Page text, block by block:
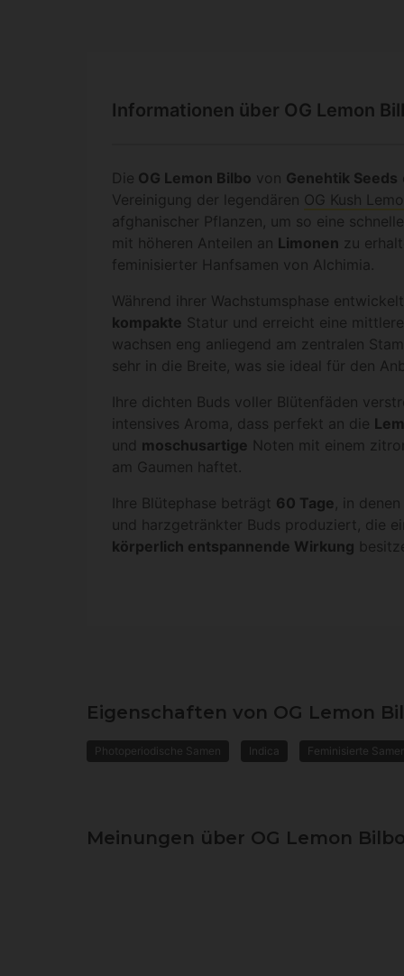
Informationen über OG Lemon
Die OG Lemon Bilbo von Genehtik Seeds
Vereinigung der legendären OG Kush
afghanischer Pflanzen, um so eine
mit höheren Anteilen an Limonen zu
feminisierter Hanfsamen von Alchimia.
Während ihrer Wachstumsphase
kompakte Statur und erreicht eine
wachsen eng anliegend am zentralen
sehr in die Breite, was sie ideal für den
Ihre dichten Buds voller Blütenfäden
intensives Aroma, dass perfekt an die
und moschusartige Noten mit einem
am Gaumen haftet.
Ihre Blütephase beträgt 60 Tage, in
und harzgetränkter Buds produziert, die
körperlich entspannende Wirkung
Eigenschaften von OG Lemon
Photoperiodische Samen Indica Feminisierte
Meinungen über OG Lemon Bilbo